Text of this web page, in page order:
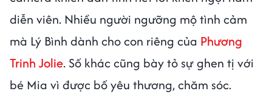
diễn viên. Nhiều người ngưỡng mộ tình cảm
mà Lý Bình dành cho con riêng của Phương
Trinh Jolie. Số khác cũng bày tỏ sự ghen tị với
bé Mia vì được bố yêu thương, chăm sóc.